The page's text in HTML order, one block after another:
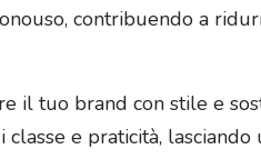
contribuendo a
il tuo brand con stile e
e praticità,